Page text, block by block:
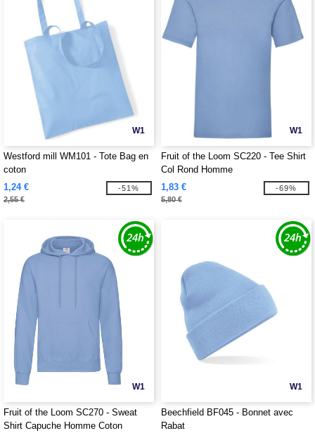
W1
Westford mill WM101 - Tote Bag en
coton
1,24 €
2,55 €
-51%
W1
Fruit of the Loom SC220 - Tee Shirt
Col Rond Homme
1,83 €
5,80 €
-69%
W1
Fruit of the Loom SC270 - Sweat
Shirt Capuche Homme Coton
W1
Beechfield BF045 - Bonnet avec
Rabat